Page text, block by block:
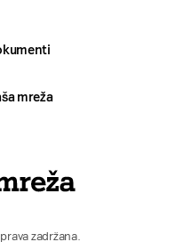
mreža
zadržana.